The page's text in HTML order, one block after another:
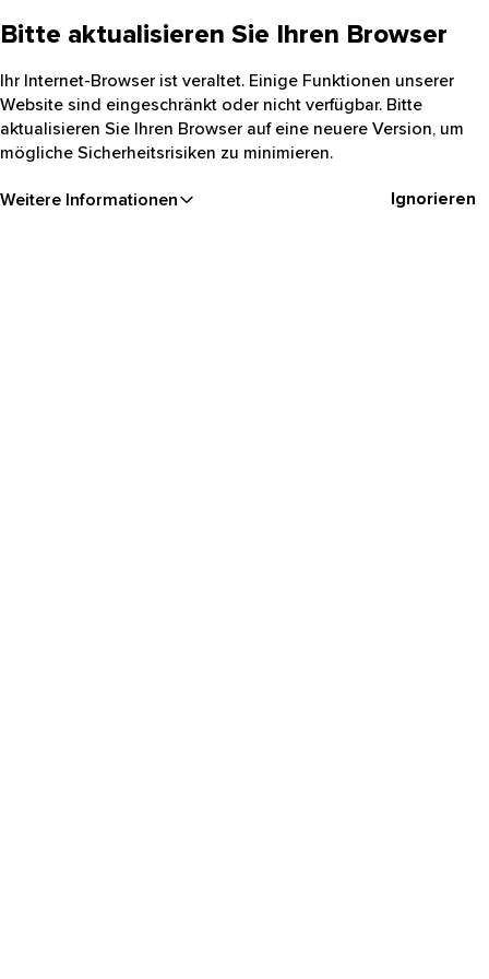
Bitte aktualisieren Sie Ihren Browser
Ihr Internet-Browser ist veraltet. Einige Funktionen unserer
Website sind eingeschränkt oder nicht verfügbar. Bitte
aktualisieren Sie Ihren Browser auf eine neuere Version, um
mögliche Sicherheitsrisiken zu minimieren.
Weitere Informationen Ignorieren